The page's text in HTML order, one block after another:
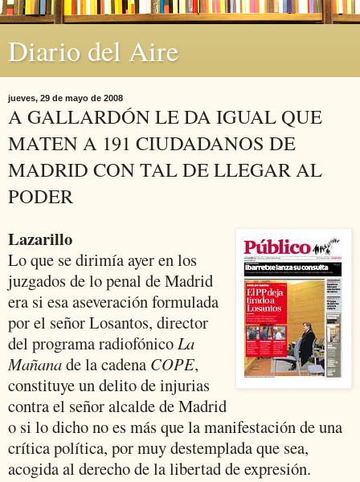
Diario del Aire
jueves, 29 de mayo de 2008
A GALLARDÓN LE DA IGUAL QUE
MATEN A 191 CIUDADANOS DE
MADRID CON TAL DE LLEGAR AL
PODER
Lazarillo
Lo que se dirimía ayer en los
juzgados de lo penal de Madrid
era si esa aseveración formulada
por el señor Losantos, director
del programa radiofónicoLa
Mañanade la cadena COPE,
constituye un delito de injurias
contra el señor alcalde de Madrid
o si lo dicho no es más que la manifestación de una
crítica política, por muy destemplada que sea,
acogida al derecho de la libertad de expresión.